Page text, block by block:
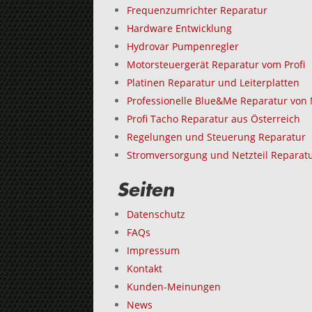
Frequenzumrichter Reparatur
Hardware Entwicklung
Hydrovar Pumpenregler
Motorsteuergerät Reparatur vom Profi
Platinen Reparatur und Leiterplatten
Professionelle Blue&Me Reparatur von
Profi Tacho Reparatur aus Österreich
Regelungen und Steuerung Reparatur
Stromversorgung und Netzteil
Seiten
Datenschutz
FAQs
Impressum
Kontakt
Kunden-Meinungen
News